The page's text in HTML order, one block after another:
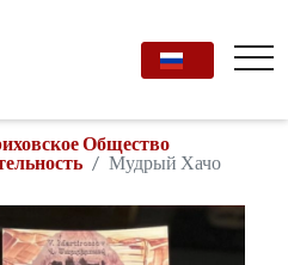
Общество
Мудрый Хачо